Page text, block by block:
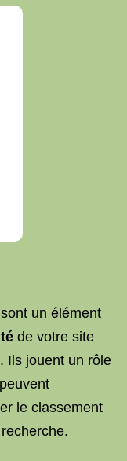
un élément
de votre site
Ils jouent un rôle
le classement